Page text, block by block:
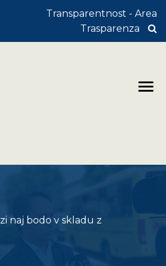
Transparentnost - Area
Trasparenza
naj bodo v skladu z